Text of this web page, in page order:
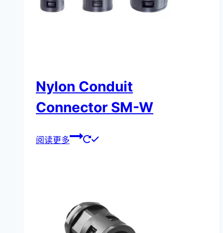
Nylon Conduit
Connector SM-W
阅读更多